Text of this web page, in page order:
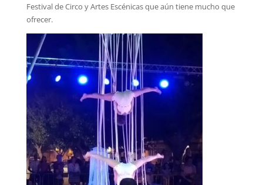
Festival de Circo y Artes Escénicas que aún tiene mucho que
ofrecer.